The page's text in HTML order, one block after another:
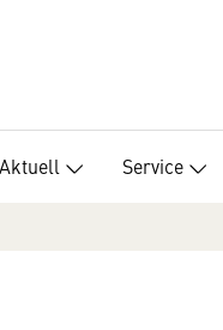
Aktuell Service